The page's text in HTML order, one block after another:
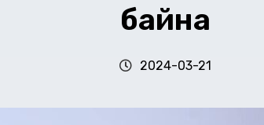
байна
2024-03-21